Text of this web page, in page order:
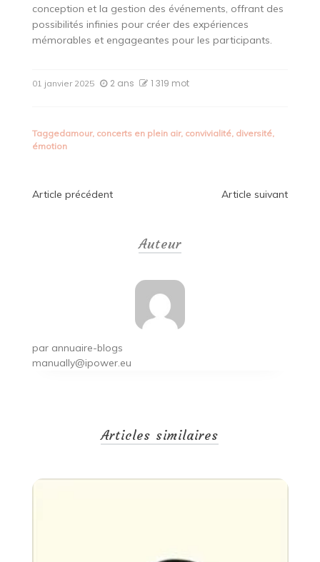
conception et la gestion des événements, offrant des
possibilités infinies pour créer des expériences
mémorables et engageantes pour les participants.
01 janvier 2025 2 ans 1 319 mot
Taggedamour, concerts en plein air, convivialité, diversité,
émotion
Navigation
Article précédent Article suivant
Auteur
par annuaire-blogs
manually@ipower.eu
Articles similaires